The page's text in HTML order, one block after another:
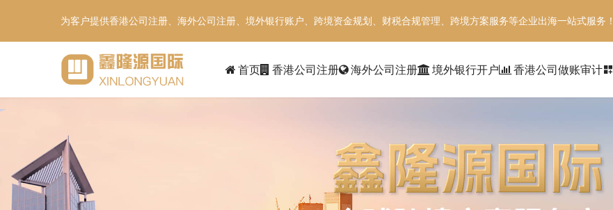
为客户提供香港公司注册、海外公司注册、境外银行账户、跨境资金规划、财税合规管理、跨境方案服务等企业出海一站式服务！
首页 香港公司注册 海外公司注册 境外银行开户 香港公司做账审计dashboard_customize